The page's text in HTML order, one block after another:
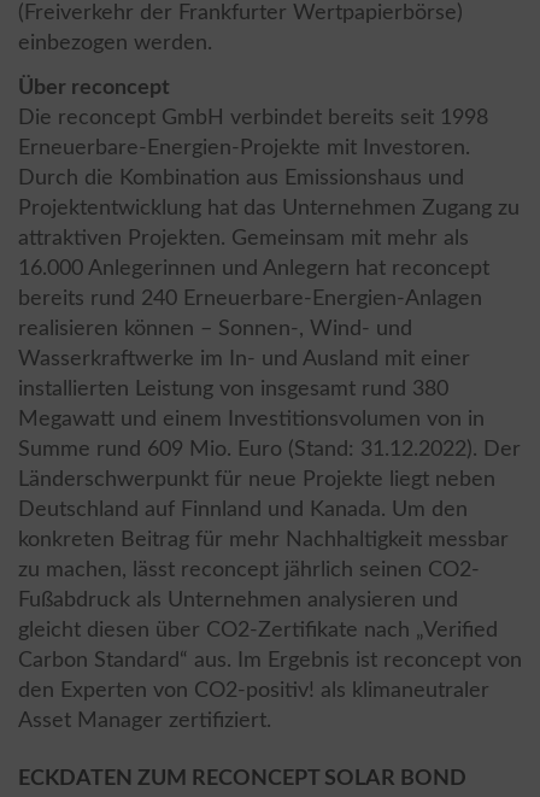
(Freiverkehr der Frankfurter Wertpapierbörse)
einbezogen werden.
Über reconcept
Die reconcept GmbH verbindet bereits seit 1998
Erneuerbare-Energien-Projekte mit Investoren.
Durch die Kombination aus Emissionshaus und
Projektentwicklung hat das Unternehmen Zugang zu
attraktiven Projekten. Gemeinsam mit mehr als
16.000 Anlegerinnen und Anlegern hat reconcept
bereits rund 240 Erneuerbare-Energien-Anlagen
realisieren können – Sonnen-, Wind- und
Wasserkraftwerke im In- und Ausland mit einer
installierten Leistung von insgesamt rund 380
Megawatt und einem Investitionsvolumen von in
Summe rund 609 Mio. Euro (Stand: 31.12.2022). Der
Länderschwerpunkt für neue Projekte liegt neben
Deutschland auf Finnland und Kanada. Um den
konkreten Beitrag für mehr Nachhaltigkeit messbar
zu machen, lässt reconcept jährlich seinen CO2-
Fußabdruck als Unternehmen analysieren und
gleicht diesen über CO2-Zertifikate nach „Verified
Carbon Standard“ aus. Im Ergebnis ist reconcept von
den Experten von CO2-positiv! als klimaneutraler
Asset Manager zertifiziert.
ECKDATEN ZUM RECONCEPT SOLAR BOND